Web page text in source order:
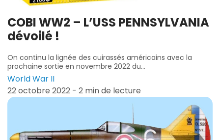
COBI WW2 – L’USS PENNSYLVANIA
dévoilé !
On continu la lignée des cuirassés américains avec la
prochaine sortie en novembre 2022 du...
World War II
22 octobre 2022 - 2 min de lecture